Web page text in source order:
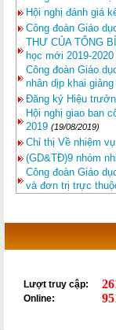
Hội nghị đánh giá
Công đoàn Giáo
THƯ CỦA TỔNG
học mới 2019-2020
Công đoàn Giáo
nhân dịp khai
Đăng ký Hiệu
Hội nghị giao ban
2019 (19/08/2019)
Chỉ thị Về nhiệm
(GD&TĐ)9 nhóm
Công đoàn Giáo
và đơn trị trực
Lượt truy cập:
Online: